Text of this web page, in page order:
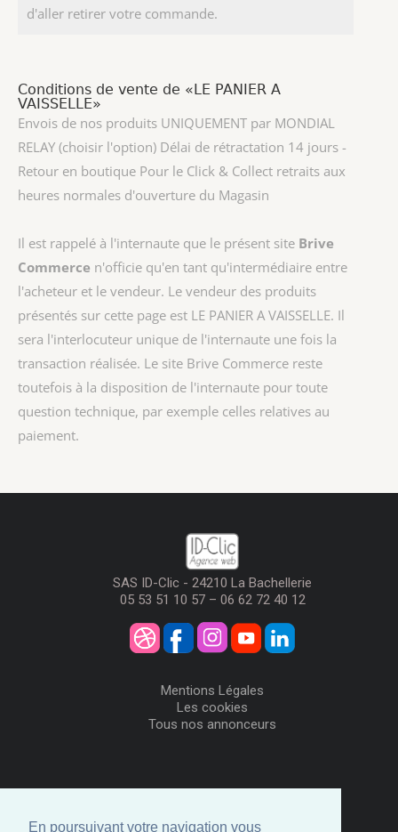
En poursuivant votre navigation vous
d'aller retirer votre commande.
Conditions de vente de «LE PANIER A
VAISSELLE»
Envois de nos produits UNIQUEMENT par MONDIAL
RELAY (choisir l'option) Délai de rétractation 14 jours -
Retour en boutique Pour le Click & Collect retraits aux
heures normales d'ouverture du Magasin
Il est rappelé à l'internaute que le présent site Brive
Commerce n'officie qu'en tant qu'intermédiaire entre
l'acheteur et le vendeur. Le vendeur des produits
présentés sur cette page est LE PANIER A VAISSELLE. Il
sera l'interlocuteur unique de l'internaute une fois la
transaction réalisée. Le site Brive Commerce reste
toutefois à la disposition de l'internaute pour toute
question technique, par exemple celles relatives au
paiement.
SAS ID-Clic - 24210 La Bachellerie
05 53 51 10 57 – 06 62 72 40 12
Mentions Légales
Les cookies
Tous nos annonceurs
Me Connecter